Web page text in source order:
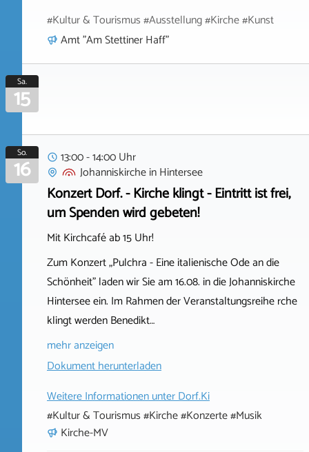
#Kultur & Tourismus #Ausstellung #Kirche #Kunst
Amt "Am Stettiner Haff"
Sa.
15
So.
16
13:00 - 14:00 Uhr
JohanniskircheinHintersee
Konzert Dorf. - Kirche klingt - Eintritt ist frei,
um Spenden wird gebeten!
Mit Kirchcafé ab 15 Uhr!
Zum Konzert „Pulchra - Eine italienische Ode an die
Schönheit" laden wir Sie am 16.08. in die Johanniskirche
Hintersee ein. Im Rahmen der Veranstaltungsreihe rche
klingt werden Benedikt…
mehr anzeigen
Dokument herunterladen
Weitere Informationen unterDorf.Ki
#Kultur & Tourismus #Kirche #Konzerte #Musik
Kirche-MV